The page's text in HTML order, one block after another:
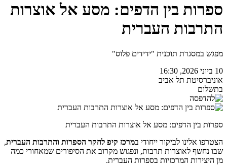
ספרות בין הדפים: מסע אל אוצרות
התרבות העברית
מפגש במסגרת תוכנית "ידידים פלוס"
10 ביוני 2026, 16:30
אוניברסיטת תל אביב
בתשלום
ספרות בין הדפים: מסע אל אוצרות התרבות העברית
הצטרפו אלינו לביקור ייחודי במרכז קיפ לחקר הספרות והתרבות העברית,
שבו נחשף לאוצרות תרבות, ונפגוש מקרוב את הסיפורים שמאחורי כמה
מן היצירות המרכזיות בספרות העברית.